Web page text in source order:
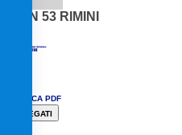
CU N 53 RIMINI
SCARICA PDF
ALLEGATI